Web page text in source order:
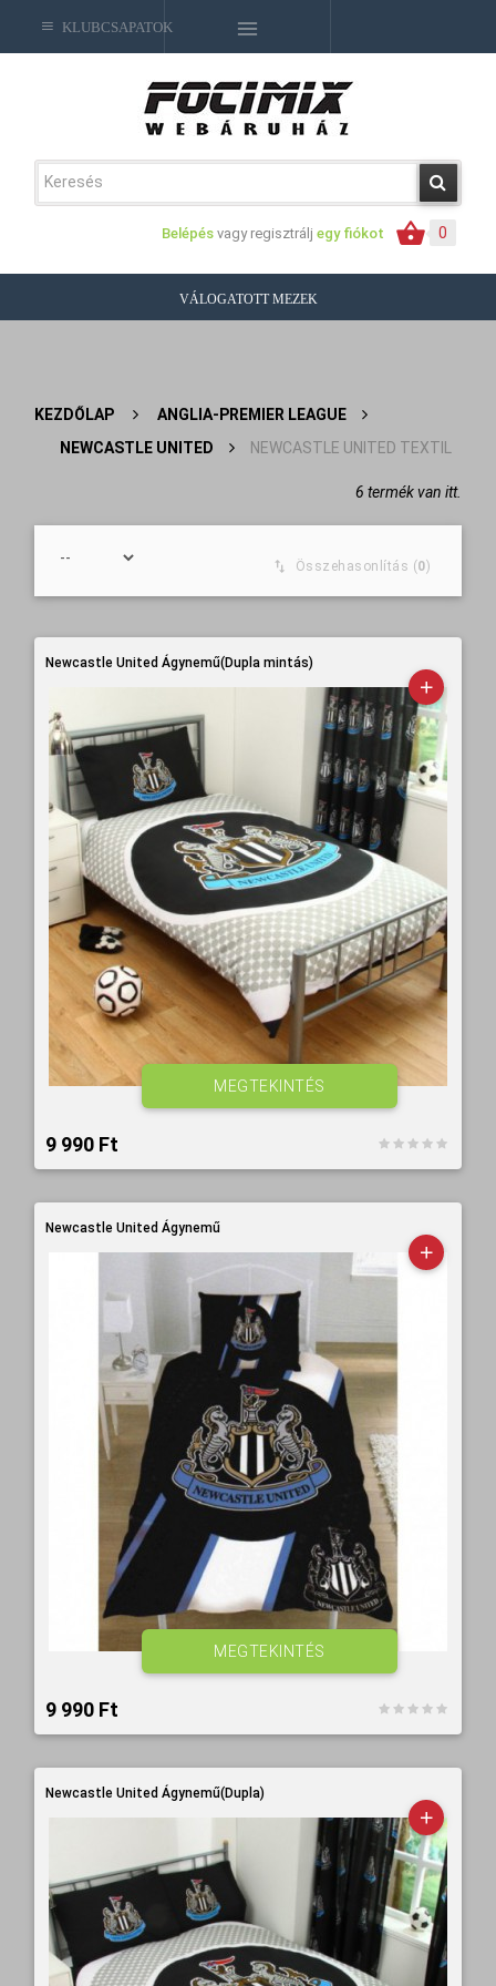
0
Belépés vagy regisztrálj egy fiókot
KLUBCSAPATOK
VÁLOGATOTT MEZEK
KEZDŐLAP >
ANGLIA-PREMIER LEAGUE
NEWCASTLE UNITED > NEWCASTLE UNITED TEXTIL
6 termék van itt.
Összehasonlítás (0)
Newcastle United Ágynemű(Dupla mintás)
9 990 Ft‎
MEGTEKINTÉS
Newcastle United Ágynemű
9 990 Ft‎
MEGTEKINTÉS
Newcastle United Ágynemű(Dupla)